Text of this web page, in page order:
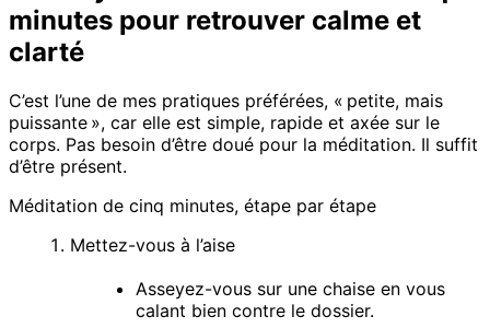
minutes pour retrouver calme et
clarté
C’est l’une de mes pratiques préférées, « petite, mais
puissante », car elle est simple, rapide et axée sur le
corps. Pas besoin d’être doué pour la méditation. Il suffit
d’être présent.
Méditation de cinq minutes, étape par étape
Mettez-vous à l’aise
Asseyez-vous sur une chaise en vous
calant bien contre le dossier.